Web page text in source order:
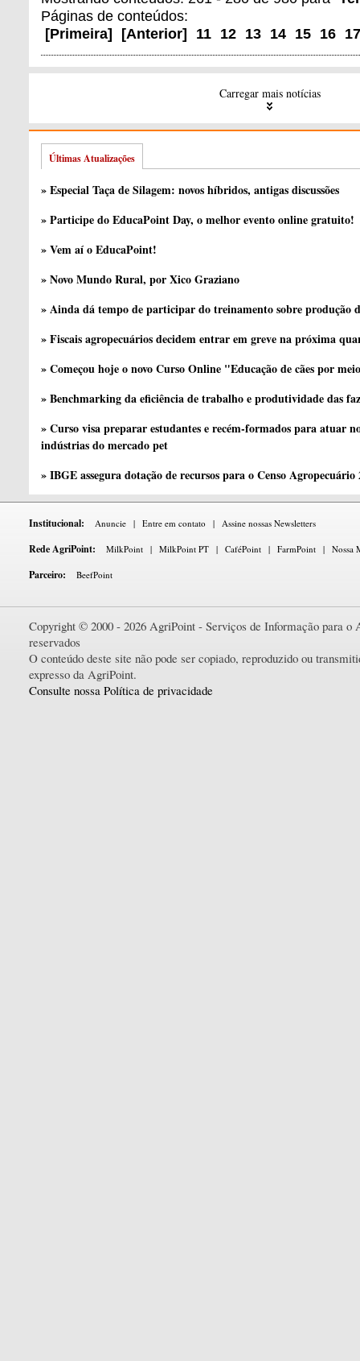
Páginas de conteúdos:
[Primeira] [Anterior] 11 12 13 14 15 16 17
Carregar mais notícias
Últimas Atualizações
» Especial Taça de Silagem: novos híbridos, antigas discussões
» Participe do EducaPoint Day, o melhor evento online gratuito!
» Vem aí o EducaPoint!
» Novo Mundo Rural, por Xico Graziano
» Ainda dá tempo de participar do treinamento sobre produção
» Fiscais agropecuários decidem entrar em greve na próxima
» Começou hoje o novo Curso Online "Educação de cães por
» Benchmarking da eficiência de trabalho e produtividade das
» Curso visa preparar estudantes e recém-formados para atuar
indústrias do mercado pet
» IBGE assegura dotação de recursos para o Censo Agropecuário
Institucional: Anuncie | Entre em contato | Assine nossas Newsletters
Rede AgriPoint: MilkPoint | MilkPoint PT | CaféPoint | FarmPoint | Nossa
Parceiro: BeefPoint
Copyright © 2000 - 2026 AgriPoint - Serviços de Informação para o
reservados
O conteúdo deste site não pode ser copiado, reproduzido ou
expresso da AgriPoint.
Consulte nossa Política de privacidade